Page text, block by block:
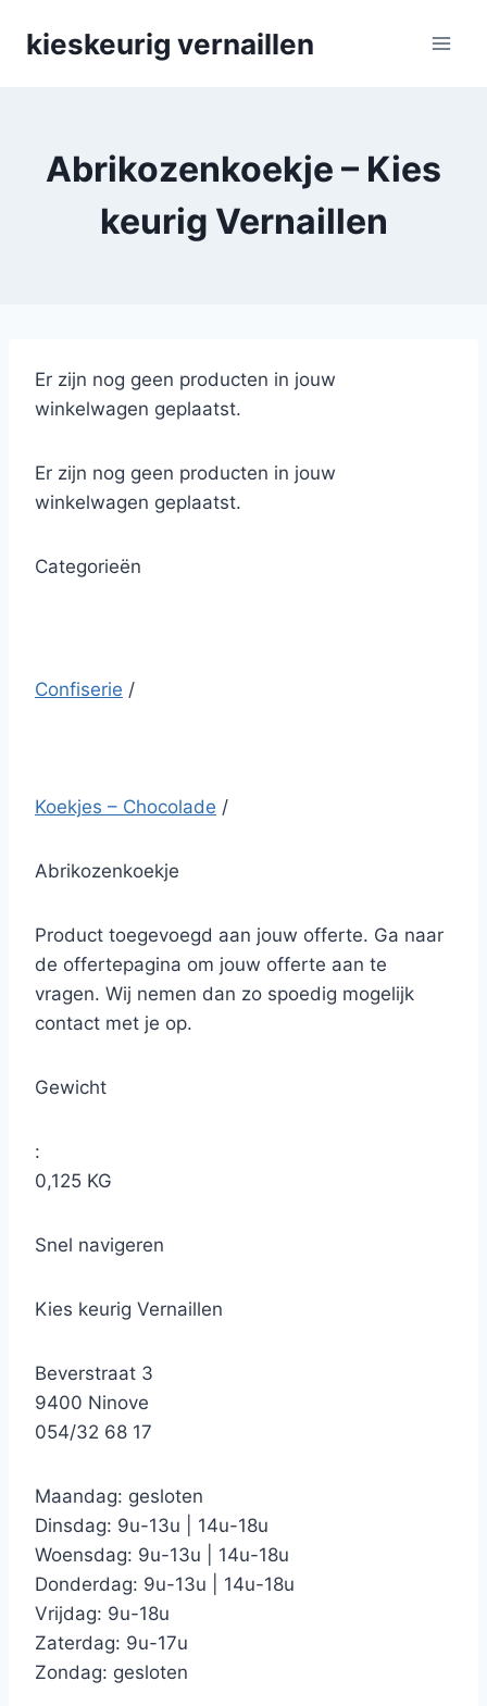
kieskeurig vernaillen
Abrikozenkoekje – Kies
keurig Vernaillen
Er zijn nog geen producten in jouw
winkelwagen geplaatst.
Er zijn nog geen producten in jouw
winkelwagen geplaatst.
Categorieën
Confiserie /
Koekjes – Chocolade /
Abrikozenkoekje
Product toegevoegd aan jouw offerte. Ga naar
de offertepagina om jouw offerte aan te
vragen. Wij nemen dan zo spoedig mogelijk
contact met je op.
Gewicht
:
0,125 KG
Snel navigeren
Kies keurig Vernaillen
Beverstraat 3
9400 Ninove
054/32 68 17
Maandag: gesloten
Dinsdag: 9u-13u | 14u-18u
Woensdag: 9u-13u | 14u-18u
Donderdag: 9u-13u | 14u-18u
Vrijdag: 9u-18u
Zaterdag: 9u-17u
Zondag: gesloten